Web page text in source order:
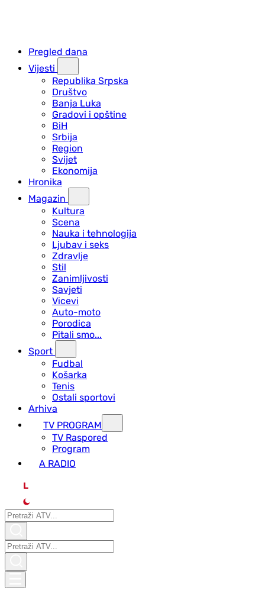
Pregled dana
Vijesti
Republika Srpska
Društvo
Banja Luka
Gradovi i opštine
BiH
Srbija
Region
Svijet
Ekonomija
Hronika
Magazin
Kultura
Scena
Nauka i tehnologija
Ljubav i seks
Zdravlje
Stil
Zanimljivosti
Savjeti
Vicevi
Auto-moto
Porodica
Pitali smo...
Sport
Fudbal
Košarka
Tenis
Ostali sportovi
Arhiva
TV PROGRAM
ТV Raspored
Program
A RADIO
L